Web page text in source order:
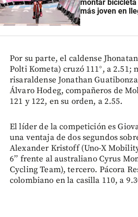
montar
más joven en
Por su parte, el caldense
Polti Kometa) cruzó 111°, a 2.51;
risaraldense Jonathan
Álvaro Hodeg, compañeros de
121 y 122, en su orden, a 2.55.
El líder de la competición es
una ventaja de dos segundos
Alexander Kristoff (Uno-X
6’’ frente al australiano Cyrus
Cycling Team), tercero. Pácora
colombiano en la casilla 110, a